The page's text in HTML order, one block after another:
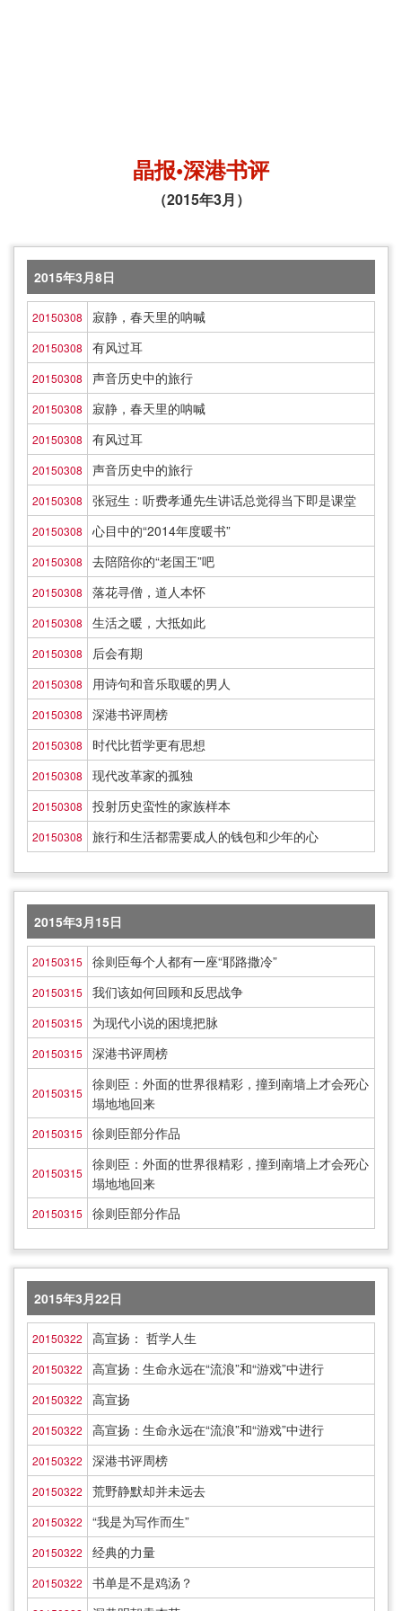
晶报•深港书评
（2015年3月）
2015年3月8日
20150308 寂静，春天里的呐喊
20150308 有风过耳
20150308 声音历史中的旅行
20150308 寂静，春天里的呐喊
20150308 有风过耳
20150308 声音历史中的旅行
20150308 张冠生：听费孝通先生讲话总觉得当下即是课堂
20150308 心目中的“2014年度暖书”
20150308 去陪陪你的“老国王”吧
20150308 落花寻僧，道人本怀
20150308 生活之暖，大抵如此
20150308 后会有期
20150308 用诗句和音乐取暖的男人
20150308 深港书评周榜
20150308 时代比哲学更有思想
20150308 现代改革家的孤独
20150308 投射历史蛮性的家族样本
20150308 旅行和生活都需要成人的钱包和少年的心
2015年3月15日
20150315 徐则臣每个人都有一座“耶路撒冷”
20150315 我们该如何回顾和反思战争
20150315 为现代小说的困境把脉
20150315 深港书评周榜
20150315
徐则臣：外面的世界很精彩，撞到南墙上才会死心
塌地地回来
20150315 徐则臣部分作品
20150315
徐则臣：外面的世界很精彩，撞到南墙上才会死心
塌地地回来
20150315 徐则臣部分作品
2015年3月22日
20150322 高宣扬： 哲学人生
20150322 高宣扬：生命永远在“流浪”和“游戏”中进行
20150322 高宣扬
20150322 高宣扬：生命永远在“流浪”和“游戏”中进行
20150322 深港书评周榜
20150322 荒野静默却并未远去
20150322 “我是为写作而生”
20150322 经典的力量
20150322 书单是不是鸡汤？